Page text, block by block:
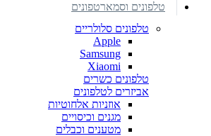
טלפונים וסמארטפונים
טלפונים סלולריים
Apple
Samsung
Xiaomi
טלפונים כשרים
אביזרים לטלפונים
אוזניות אלחוטיות
מגנים וכיסויים
מטענים וכבלים